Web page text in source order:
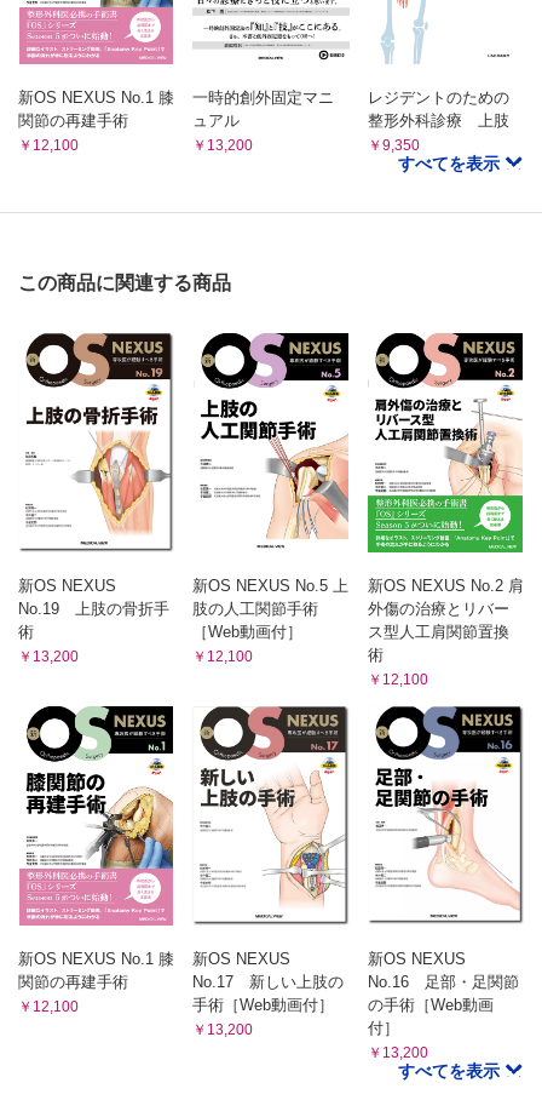
新OS NEXUS No.1 膝
関節の再建手術
￥12,100
一時的創外固定マニ
ュアル
￥13,200
レジデントのための
整形外科診療 上肢
￥9,350
すべてを表示
この商品に関連する商品
新OS NEXUS
No.19 上肢の骨折手
術
￥13,200
新OS NEXUS No.5 上
肢の人工関節手術
［Web動画付］
￥12,100
新OS NEXUS No.2 肩
外傷の治療とリバー
ス型人工肩関節置換
術
￥12,100
新OS NEXUS No.1 膝
関節の再建手術
￥12,100
新OS NEXUS
No.17 新しい上肢の
手術［Web動画付］
￥13,200
新OS NEXUS
No.16 足部・足関節
の手術［Web動画
付］
￥13,200
すべてを表示